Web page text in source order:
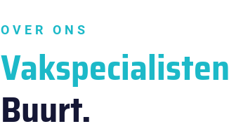
OVER ONS
Vakspecialisten
Buurt.